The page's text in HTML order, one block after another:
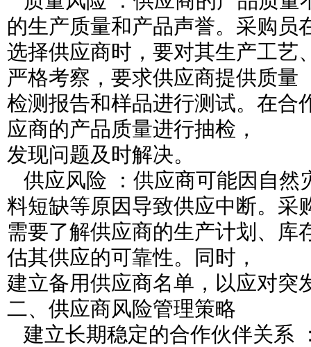
的生产质量和产品声誉。采购员
选择供应商时，要对其生产工艺
严格考察，要求供应商提供质量
检测报告和样品进行测试。在合
应商的产品质量进行抽检，
发现问题及时解决。
供应风险 ：供应商可能因自然
料短缺等原因导致供应中断。采
需要了解供应商的生产计划、库
估其供应的可靠性。同时，
建立备用供应商名单，以应对突
二、供应商风险管理策略
建立长期稳定的合作伙伴关系